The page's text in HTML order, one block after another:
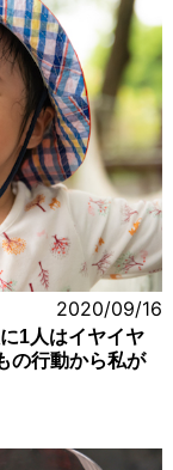
2020/09/16
1人はイヤイヤ
の行動から私が